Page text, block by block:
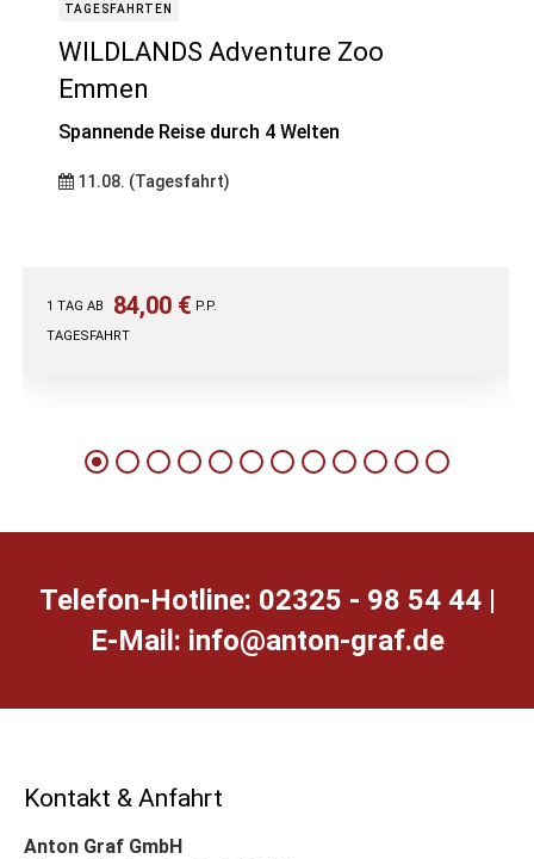
TAGESFAHRTEN
WILDLANDS Adventure Zoo
Emmen
Spannende Reise durch 4 Welten
11.08. (Tagesfahrt)
1 TAG AB 84,00 € P.P.
TAGESFAHRT
Telefon-Hotline: 02325 - 98 54 44 |
E-Mail: ed.farg-notna@ofni
Kontakt & Anfahrt
Anton Graf GmbH